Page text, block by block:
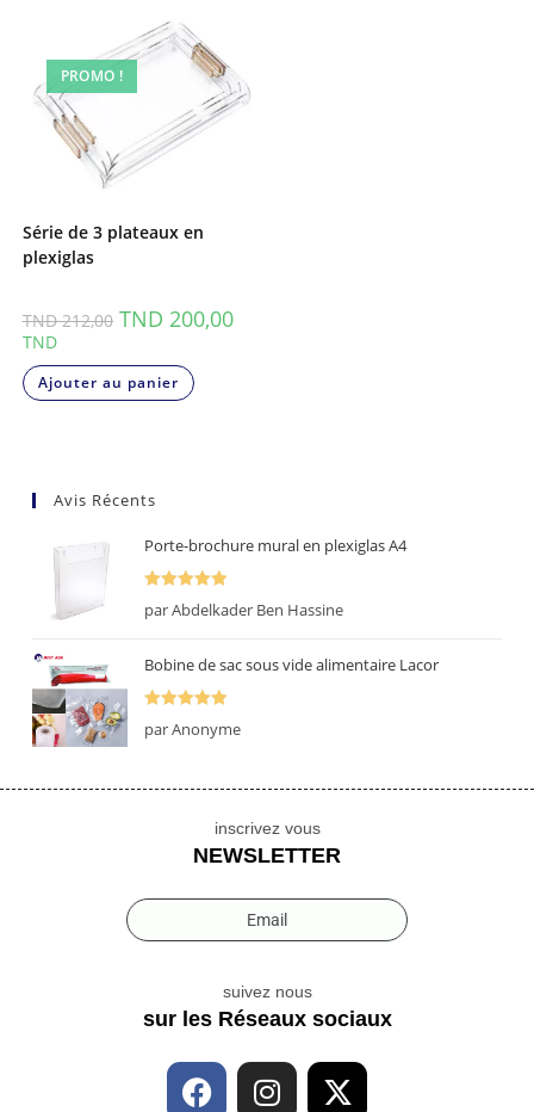
PROMO !
Série de 3 plateaux en
plexiglas
TND212,00 TND 200,00
TND
Ajouter au panier
Avis Récents
Porte-brochure mural en plexiglas A4
Note 5
sur
par Abdelkader Ben Hassine
Bobine de sac sous vide alimentaire Lacor
Note
par Anonyme
inscrivez vous
NEWSLETTER
Email
suivez nous
sur les Réseaux sociaux